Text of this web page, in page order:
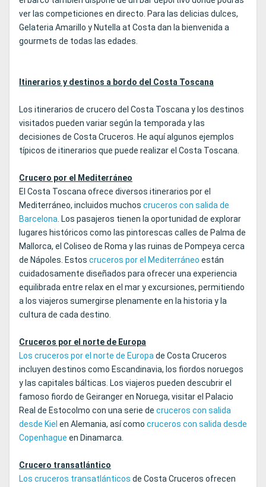
ver las competiciones en directo. Para las delicias dulces,
Gelateria Amarillo y Nutella at Costa dan la bienvenida a
gourmets de todas las edades.
Itinerarios y destinos a bordo del Costa Toscana
Los itinerarios de crucero del Costa Toscana y los destinos
visitados pueden variar según la temporada y las
decisiones de Costa Cruceros. He aquí algunos ejemplos
típicos de itinerarios que puede realizar el Costa Toscana.
Crucero por el Mediterráneo
El Costa Toscana ofrece diversos itinerarios por el
Mediterráneo, incluidos muchos cruceros con salida de
Barcelona. Los pasajeros tienen la oportunidad de explorar
lugares históricos como las pintorescas calles de Palma de
Mallorca, el Coliseo de Roma y las ruinas de Pompeya cerca
de Nápoles. Estos cruceros por el Mediterráneo están
cuidadosamente diseñados para ofrecer una experiencia
equilibrada entre relax en el mar y excursiones, permitiendo
a los viajeros sumergirse plenamente en la historia y la
cultura de cada destino.
Cruceros por el norte de Europa
Los cruceros por el norte de Europade Costa Cruceros
incluyen destinos como Escandinavia, los fiordos noruegos
y las capitales bálticas. Los viajeros pueden descubrir el
famoso fiordo de Geiranger en Noruega, visitar el Palacio
Real de Estocolmo con una serie de cruceros con salida
desde Kiel en Alemania, así como cruceros con salida desde
Copenhague en Dinamarca.
Crucero transatlántico
Los cruceros transatlánticos de Costa Cruceros ofrecen